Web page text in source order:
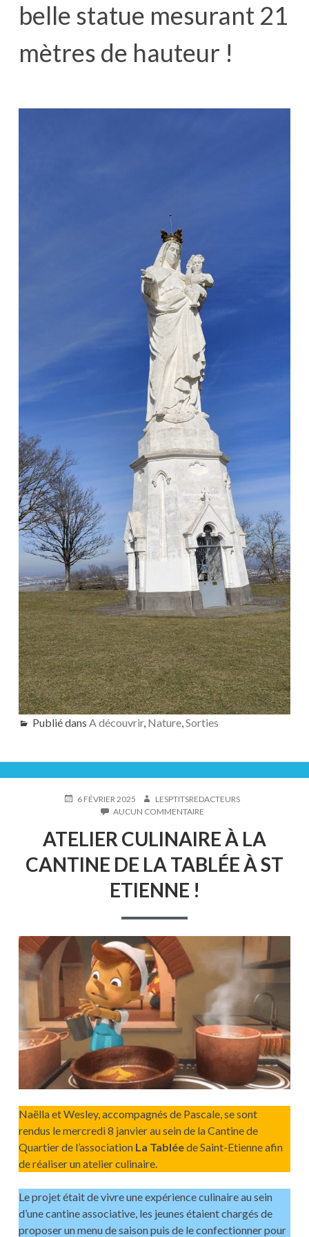
belle statue mesurant 21
mètres de hauteur !
Publié dans A découvrir, Nature, Sorties
PUBLIÉ6 FÉVRIER 2025 AUTEUR
LESPTITSREDACTEURS
AUCUN COMMENTAIRE
CULINAIRE
À
LA
CANTINE
ST
ETIENNE
ATELIER CULINAIRE À LA
CANTINE DE LA TABLÉE À ST
ETIENNE !
Naëlla et Wesley, accompagnés de Pascale, se sont
rendus le mercredi 8 janvier au sein de la Cantine de
Quartier de l’association La Tabléede Saint-Etienne afin
de réaliser un atelier culinaire.
Le projet était de vivre une expérience culinaire au sein
d’une cantine associative, les jeunes étaient chargés de
proposer un menu de saison puis de le confectionner pour